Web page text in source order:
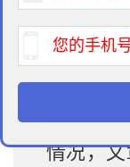
免费
温馨提示
情况，